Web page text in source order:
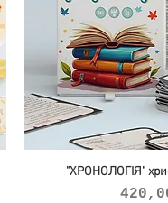
"ХРОНОЛОГІЯ"
Ціна